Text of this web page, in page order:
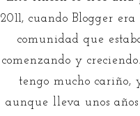
2011, cuando Blogger
comunidad que
comenzando y
tengo mucho cariño,
aunque lleva unos años